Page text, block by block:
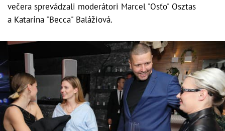
večera sprevádzali moderátori Marcel "Osťo" Osztas
a Katarína "Becca" Balážiová.